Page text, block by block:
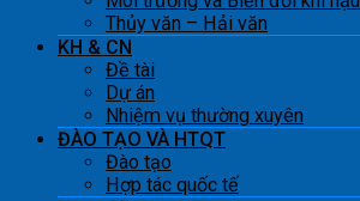
Thủy văn – Hải văn
KH & CN
Đề tài
Dự án
Nhiệm vụ thường xuyên
ĐÀO TẠO VÀ HTQT
Đào tạo
Hợp tác quốc tế